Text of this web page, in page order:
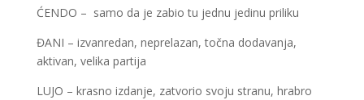
ĆENDO – samo da je zabio tu jednu jedinu priliku
ĐANI – izvanredan, neprelazan, točna dodavanja,
aktivan, velika partija
LUJO – krasno izdanje, zatvorio svoju stranu, hrabro